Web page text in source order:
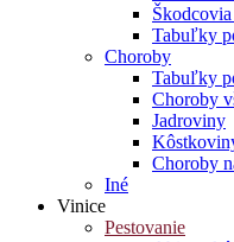
Tabuľky
Choroby
Tabuľky
Choroby
Jadroviny
Choroby
Iné
Vinice
Pestovanie